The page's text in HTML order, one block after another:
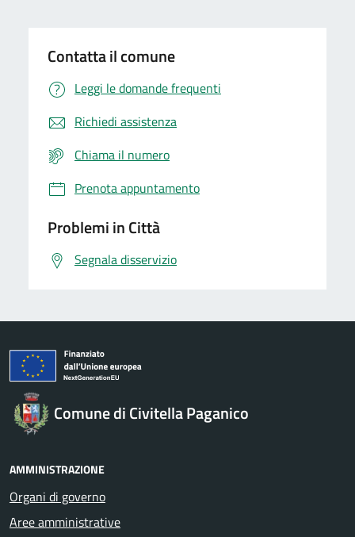
Contatta il comune
Leggi le domande frequenti
Richiedi assistenza
Chiama il numero
Prenota appuntamento
Problemi in Città
Segnala disservizio
Comune di Civitella Paganico
AMMINISTRAZIONE
Organi di governo
Aree amministrative